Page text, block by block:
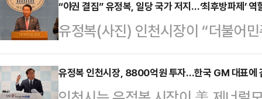
과 충전시설을 집중적으로 살펴보
시장은 “버스 운행의 핵심 기반인
의 빈틈도 있어서는 안 된…
접견실에서 시민사회 대표들과 ‘인
치권이 나서 인천공항 통·폐합 문
다”고 말했다.이날 유 시장의 발언
더불어 민주당 인천시장 후보인 박
“야권 결집” 유정복, 일당 국가 저지…‘최후방파제’ 역
유정복(사진) 인천시장이 “더불어
없는 위기에 놓였다”며 야권 결집
북 글에서 “국민의힘 시·도지사들
유정복 인천시장, 8800억원 투자…한국 GM 대표에